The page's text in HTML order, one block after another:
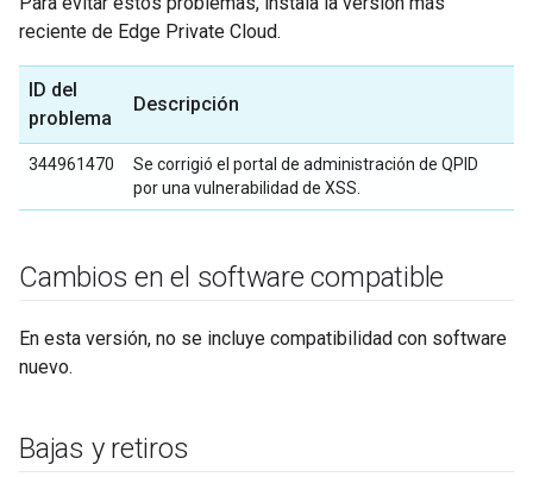
reciente de Edge Private Cloud.
ID del
problema
Descripción
344961470
Se corrigió el portal de administración de QPID
por una vulnerabilidad de XSS.
Cambios en el software compatible
En esta versión, no se incluye compatibilidad con software
nuevo.
Bajas y retiros